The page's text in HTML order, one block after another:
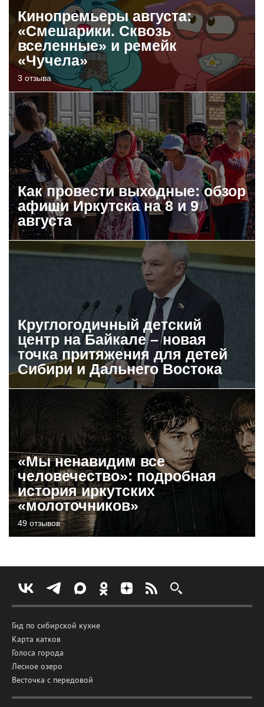
Кинопремьеры августа:
«Смешарики. Сквозь
вселенные» и ремейк
«Чучела»
3 отзыва
Как провести выходные: обзор
афиши Иркутска на 8 и 9
августа
Круглогодичный детский
центр на Байкале – новая
точка притяжения для детей
Сибири и Дальнего Востока
«Мы ненавидим все
человечество»: подробная
история иркутских
«молоточников»
49 отзывов
Гид по сибирской кухне
Карта катков
Голоса города
Лесное озеро
Весточка с передовой